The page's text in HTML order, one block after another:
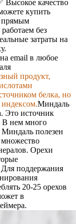
Высокое качество
купить
прямым
без
затраты на
email в любое
продукт,
белка, но
Миндаль
Это источник
В нем много
полезен
множество
Орехи
поддержания
20-25 орехов
в